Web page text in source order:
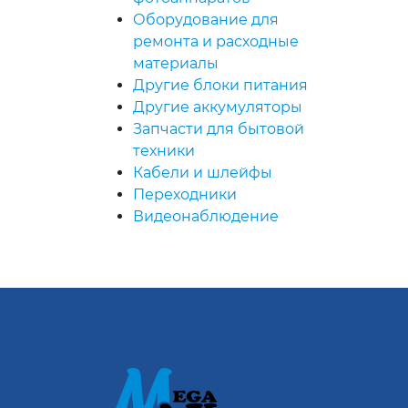
Оборудование для
ремонта и расходные
материалы
Другие блоки питания
Другие аккумуляторы
Запчасти для бытовой
техники
Кабели и шлейфы
Переходники
Видеонаблюдение